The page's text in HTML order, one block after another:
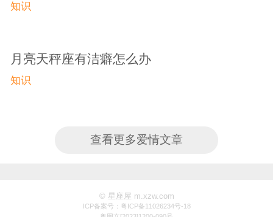
知识
月亮天秤座有洁癖怎么办
知识
查看更多爱情文章
© 星座屋 m.xzw.com
ICP备案号：粤ICP备11026234号-18